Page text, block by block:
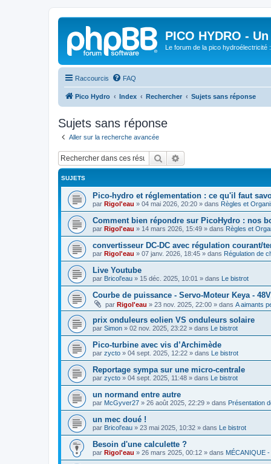
PICO HYDRO -
Le forum de la pico hydroélectricité
Raccourcis FAQ
Pico Hydro Index Rechercher Sujets sans réponse
Sujets sans réponse
Aller sur la recherche avancée
Rechercher
SUJETS
Pico-hydro et réglementation : ce qu'il faut
par Rigol'eau » 04 mai 2026, 20:20 » dans Règles et
Comment bien répondre sur PicoHydro : nos
par Rigol'eau » 14 mars 2026, 15:49 » dans Règles et
convertisseur DC‑DC avec régulation courant/
par Rigol'eau » 07 janv. 2026, 18:45 » dans Régulation de
Live Youtube
par Bricol'eau » 15 déc. 2025, 10:01 » dans Le bistrot
Courbe de puissance - Servo-Moteur Keya -
par Rigol'eau » 23 nov. 2025, 22:00 » dans A aimants
prix onduleurs eolien VS onduleurs solaire
par Simon » 02 nov. 2025, 23:22 » dans Le bistrot
Pico-turbine avec vis d’Archimède
par zycto » 04 sept. 2025, 12:22 » dans Le bistrot
Reportage sympa sur une micro-centrale
par zycto » 04 sept. 2025, 11:48 » dans Le bistrot
un normand entre autre
par McGyver27 » 26 août 2025, 22:29 » dans Présentation
un mec doué !
par Bricol'eau » 23 mai 2025, 10:32 » dans Le bistrot
Besoin d'une calculette ?
par Rigol'eau » 26 mars 2025, 00:12 » dans MÉCANIQUE